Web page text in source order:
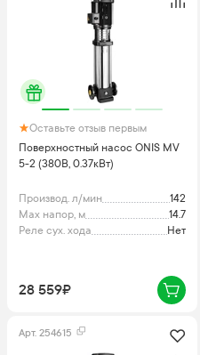
Оставьте отзыв первым
Поверхностный насос ONIS MV
5-2 (380В, 0.37кВт)
Производ. л/мин
142
Max напор, м
14.7
Реле сух. хода
Нет
28 559₽
Арт. 254615